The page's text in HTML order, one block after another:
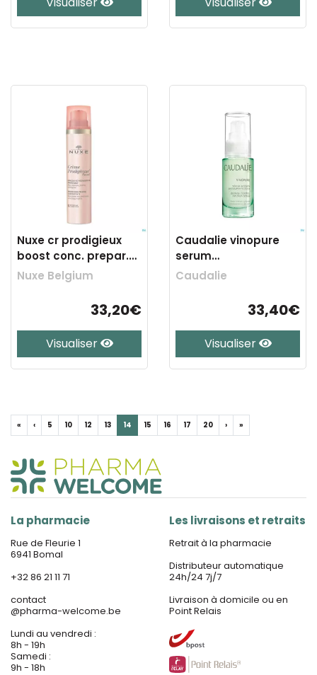
Nuxe cr prodigieux
boost conc. prepar.
energ.100ml
Nuxe Belgium
33,20€
Visualiser
Caudalie vinopure
serum
a/imperfections 30ml
Caudalie
33,40€
Visualiser
« ‹ 5 10 12 13 14 15 16 17 20 › »
La pharmacie
Rue de Fleurie 1
6941 Bomal
+32 86 21 11 71
contact
@pharma-welcome.be
Lundi au vendredi :
8h - 19h
Samedi :
9h - 18h
Les livraisons et retraits
Retrait à la pharmacie
Distributeur automatique
24h/24 7j/7
Livraison à domicile ou en
Point Relais